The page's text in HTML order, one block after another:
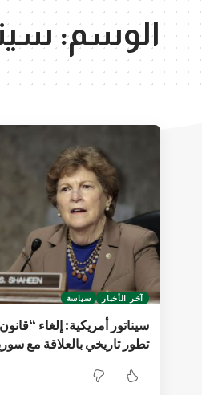
الوسم:
آخر الأخبار سياسة
سيناتور أمريكية: إلغاء
تطور تاريخي بالعلاقة مع